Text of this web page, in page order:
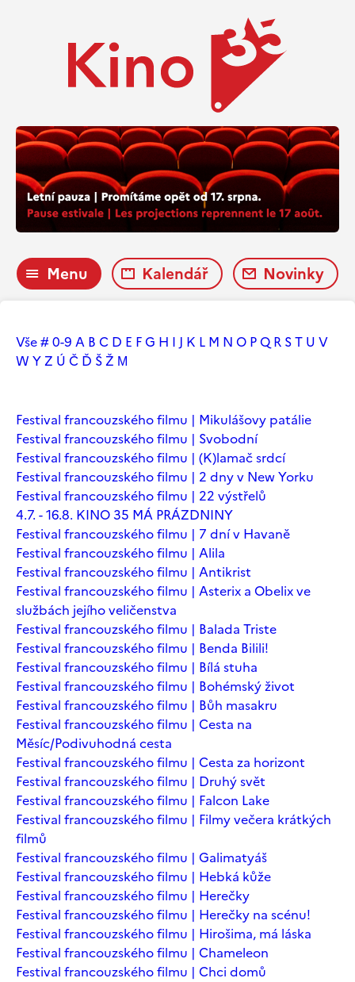
Menu Kalendář Novinky
Vše# 0-9 A B C D E FG H I J K L M N O PQ R ST U V
W YZ Ú Č Ď ŠŽ М
Festival francouzského filmu | Mikulášovy patálie
Festival francouzského filmu | Svobodní
Festival francouzského filmu | (K)lamač srdcí
Festival francouzského filmu | 2 dny v New Yorku
Festival francouzského filmu | 22 výstřelů
4.7. - 16.8. KINO 35 MÁ PRÁZDNINY
Festival francouzského filmu | 7 dní v Havaně
Festival francouzského filmu | Alila
Festival francouzského filmu | Antikrist
Festival francouzského filmu | Asterix a Obelix ve
službách jejího veličenstva
Festival francouzského filmu | Balada Triste
Festival francouzského filmu | Benda Bilili!
Festival francouzského filmu | Bílá stuha
Festival francouzského filmu | Bohémský život
Festival francouzského filmu | Bůh masakru
Festival francouzského filmu | Cesta na
Měsíc/Podivuhodná cesta
Festival francouzského filmu | Cesta za horizont
Festival francouzského filmu | Druhý svět
Festival francouzského filmu | Falcon Lake
Festival francouzského filmu | Filmy večera krátkých
filmů
Festival francouzského filmu | Galimatyáš
Festival francouzského filmu | Hebká kůže
Festival francouzského filmu | Herečky
Festival francouzského filmu | Herečky na scénu!
Festival francouzského filmu | Hirošima, má láska
Festival francouzského filmu | Chameleon
Festival francouzského filmu | Chci domů